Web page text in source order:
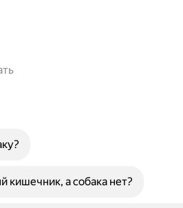
кишечник, а собака нет?